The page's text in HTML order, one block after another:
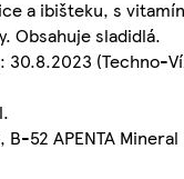
a ibišteku, s
Obsahuje sladidlá.
30.8.2023 (Techno-
52 APENTA Mineral